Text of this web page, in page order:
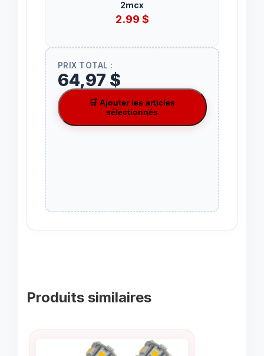
2mcx
2.99 $
PRIX TOTAL :
64,97 $
🛒 Ajouter les articles
sélectionnés
Produits similaires